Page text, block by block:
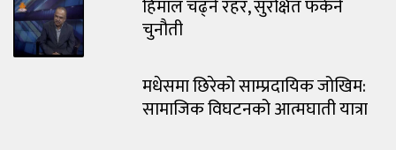
हिमाल चढ्ने रहर, सुरक्षित फर्कने
चुनौती
मधेसमा छिरेको साम्प्रदायिक जोखिम:
सामाजिक विघटनको आत्मघाती यात्रा